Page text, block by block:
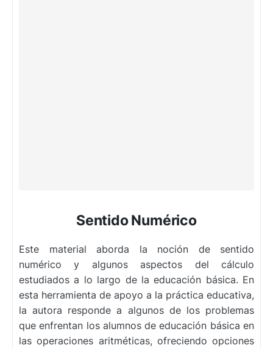
Sentido Numérico
Este material aborda la noción de sentido
numérico y algunos aspectos del cálculo
estudiados a lo largo de la educación básica. En
esta herramienta de apoyo a la práctica educativa,
la autora responde a algunos de los problemas
que enfrentan los alumnos de educación básica en
las operaciones aritméticas, ofreciendo opciones